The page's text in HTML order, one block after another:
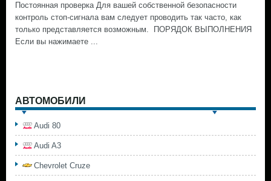
Постоянная проверка Для вашей собственной безопасности
контроль стоп-сигнала вам следует проводить так часто, как
только представляется возможным. ПОРЯДОК ВЫПОЛНЕНИЯ
Если вы нажимаете ...
АВТОМОБИЛИ
Audi 80
Audi A3
Chevrolet Cruze